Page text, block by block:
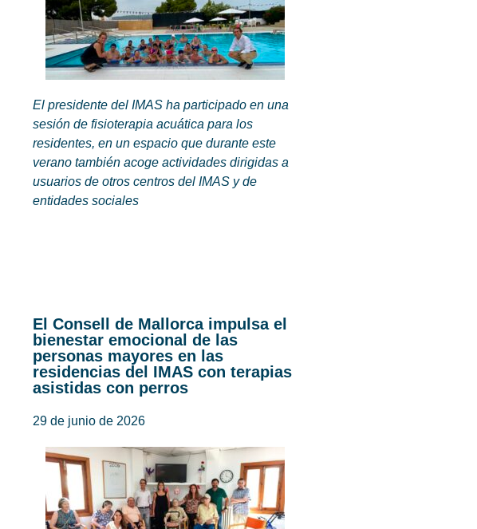
El presidente del IMAS ha participado en una
sesión de fisioterapia acuática para los
residentes, en un espacio que durante este
verano también acoge actividades dirigidas a
usuarios de otros centros del IMAS y de
entidades sociales
El Consell de Mallorca impulsa el
bienestar emocional de las
personas mayores en las
residencias del IMAS con terapias
asistidas con perros
29 de junio de 2026